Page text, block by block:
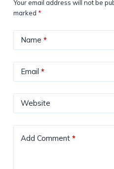
Your email address will not be
marked *
Name *
Email *
Website
Add Comment*